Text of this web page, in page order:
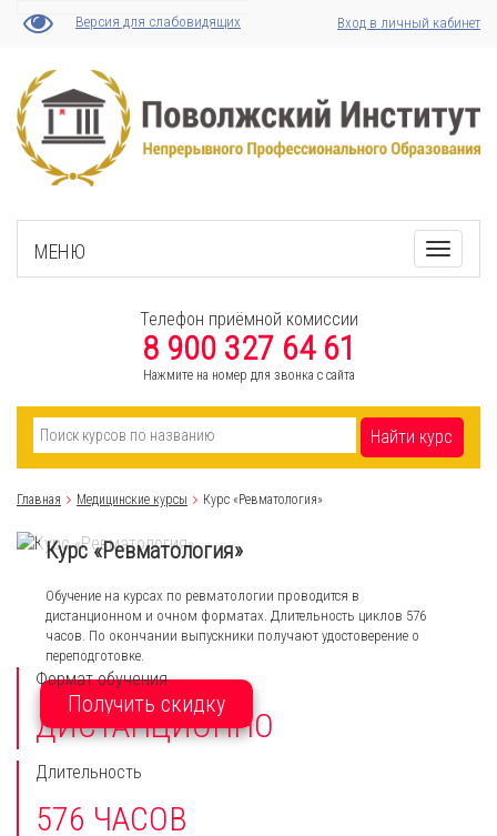
Версия для слабовидящих Вход в личный кабинет
МЕНЮ
Toggle
Телефон приёмной комиссии
8 900 327 64 61
Нажмите на номер для звонка с сайта
Найти курс
Главная Медицинские курсы Курс «Ревматология»
Курс «Ревматология»
Обучение на курсах по ревматологии проводится в
дистанционном и очном форматах. Длительность циклов 576
часов. По окончании выпускники получают удостоверение о
переподготовке.
Получить скидку
Формат обучения
ДИСТАНЦИОННО
Длительность
576 ЧАСОВ